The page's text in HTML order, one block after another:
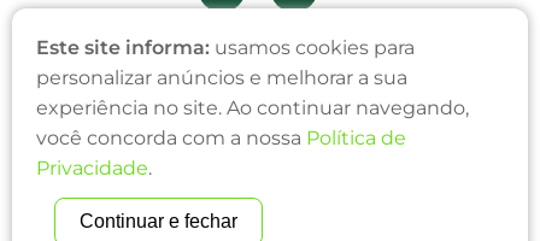
ONDE ESTAMOS
Edifício Simonetti
Av. Alto Jacuí, 456 - Sala 13
Centro, Não-Me-Toque/RS
CEP: 99470-000
(54) 99700-9818
Este site informa: usamos cookies para
personalizar anúncios e melhorar a sua
experiência no site. Ao continuar navegando,
você concorda com a nossa Política de
Privacidade.
Continuar e fechar